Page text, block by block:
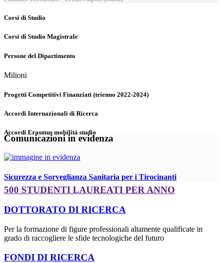
Corsi di Studio
Corsi di Studio Magistrale
Persone del Dipartimento
Milioni
Progetti Competitivi Finanziati (trienno 2022-2024)
Accordi Internazionali di Ricerca
Accordi Erasmus mobilità studio
Comunicazioni in evidenza
Sicurezza e Sorveglianza Sanitaria per i Tirocinanti
500 STUDENTI LAUREATI PER ANNO
DOTTORATO DI RICERCA
Per la formazione di figure professionali altamente qualificate in
grado di raccogliere le sfide tecnologiche del futuro
FONDI DI RICERCA